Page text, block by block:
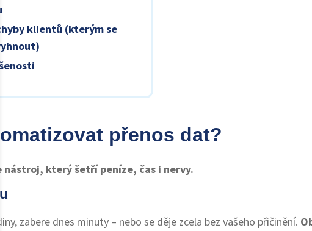
klientů (kterým se
přenos dat?
nástroj, který šetří peníze, čas i nervy.
zabere dnes minuty – nebo se děje zcela bez vašeho přičinění.